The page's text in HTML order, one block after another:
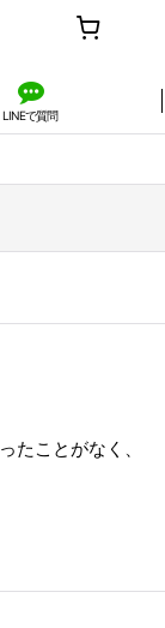
LINEで質問
ことがなく、